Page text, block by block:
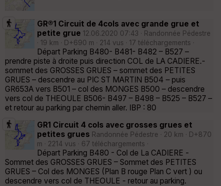
GR®1 Circuit de 4cols avec grande grue et
petite grue 12.06.2020 07:43 · Randonnée Pédestre
· 19 km · D+690 m · 214 vus · 17 téléchargements ·
Départ Parking B480- B481- B482 – B527 –
prendre piste à droite puis direction COL de LA CADIERE.-
sommet des GROSSES GRUES – sommet des PETITES
GRUES – descendre au PIC ST MARTIN B504 – puis
GR653A vers B501 – col des MONGES B500 – descendre
vers col de THEOULE B506- B497 – B498 – B525 – B527 –
et retour au parking par chemin aller. IBP : 80
GR1 Circuit 4 cols avec grosses grues et
petites grues Randonnée Pédestre · 20 km · D+870
m · 2214 vus · 67 téléchargements ·
Départ Parking B480 - Col de La CADIERE -
Sommet des GROSSES GRUES – Sommet des PETITES
GRUES – Col des MONGES (Plan B rouge Plan C vert ) ou
descendre vers col de THEOULE - retour au parking.